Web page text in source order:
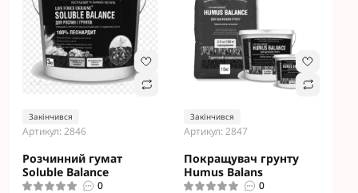
Закінчився
Артикул: 2846
Розчинний гумат
Soluble Balance
0
Закінчився
Артикул: 2847
Покращувач грунту
Humus Balans
0